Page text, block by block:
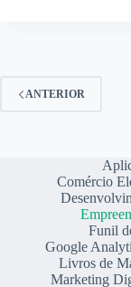
ANTERIOR
Comércio
Funil
Google
Livros de
Marketing